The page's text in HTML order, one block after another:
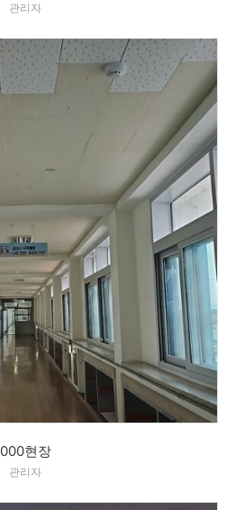
관리자
000현장
관리자